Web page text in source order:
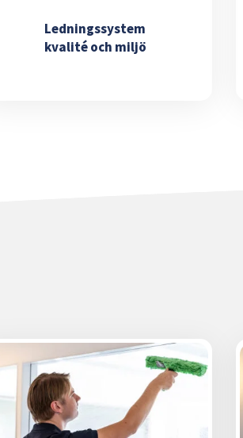
Ledningssystem
kvalité och miljö